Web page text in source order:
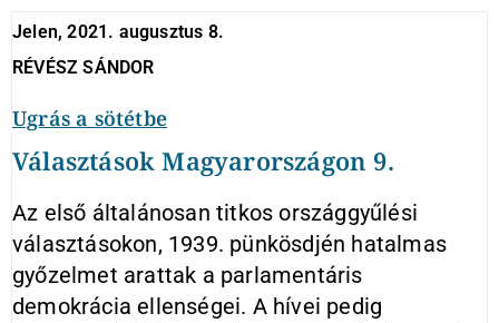
Jelen, 2021. augusztus 8.
RÉVÉSZ SÁNDOR
Ugrás a sötétbe
Választások Magyarországon 9.
Az első általánosan titkos országgyűlési
választásokon, 1939. pünkösdjén hatalmas
győzelmet arattak a parlamentáris
demokrácia ellenségei. A hívei pedig